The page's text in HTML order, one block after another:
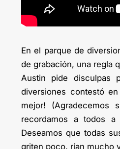
En el parque de
de grabación, una regla
Austin pide disculpas
diversiones contestó
mejor! (Agradecemos
recordamos a todos
Deseamos que todas
griten poco, rían mucho